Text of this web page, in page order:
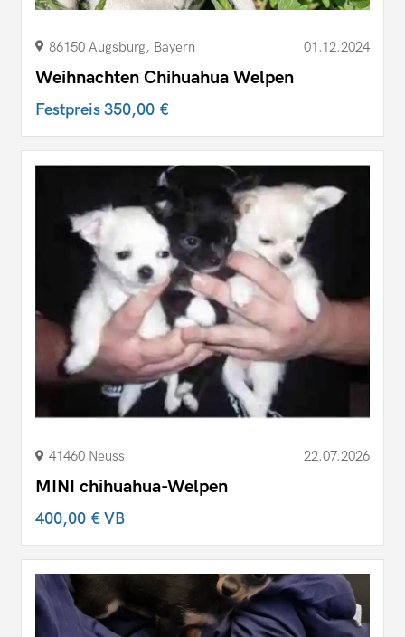
86150 Augsburg, Bayern 01.12.2024
Weihnachten Chihuahua Welpen
Festpreis350,00 €
41460 Neuss 22.07.2026
MINI chihuahua-Welpen
400,00 €VB